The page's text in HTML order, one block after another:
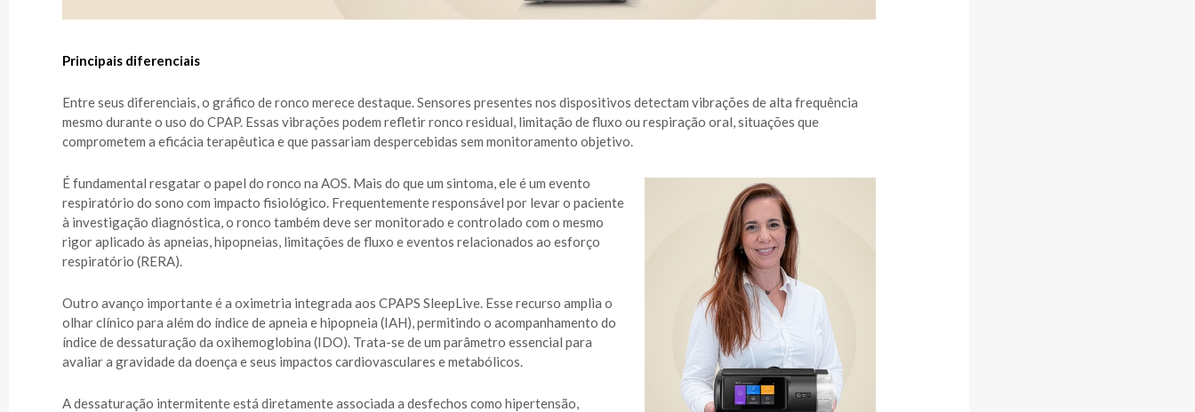
Principais diferenciais
Entre seus diferenciais, o gráfico de ronco merece destaque. Sensores presentes nos dispositivos detectam vibrações de alta frequência
mesmo durante o uso do CPAP. Essas vibrações podem refletir ronco residual, limitação de fluxo ou respiração oral, situações que
comprometem a eficácia terapêutica e que passariam despercebidas sem monitoramento objetivo.
É fundamental resgatar o papel do ronco na AOS. Mais do que um sintoma, ele é um evento
respiratório do sono com impacto fisiológico. Frequentemente responsável por levar o paciente
à investigação diagnóstica, o ronco também deve ser monitorado e controlado com o mesmo
rigor aplicado às apneias, hipopneias, limitações de fluxo e eventos relacionados ao esforço
respiratório (RERA).
Outro avanço importante é a oximetria integrada aos CPAPS SleepLive. Esse recurso amplia o
olhar clínico para além do índice de apneia e hipopneia (IAH), permitindo o acompanhamento do
índice de dessaturação da oxihemoglobina (IDO). Trata-se de um parâmetro essencial para
avaliar a gravidade da doença e seus impactos cardiovasculares e metabólicos.
A dessaturação intermitente está diretamente associada a desfechos como hipertensão,